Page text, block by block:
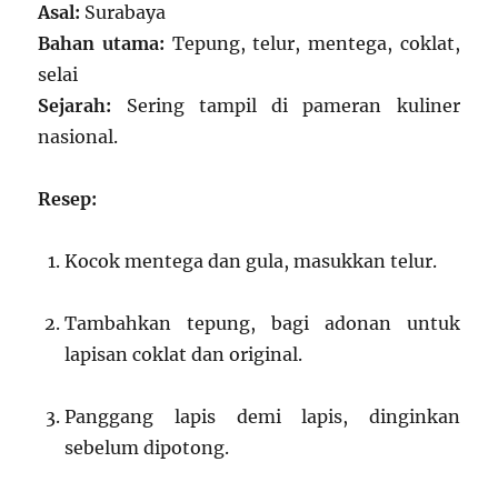
Asal: Surabaya
Bahan utama: Tepung, telur, mentega, coklat,
selai
Sejarah: Sering tampil di pameran kuliner
nasional.
Resep:
Kocok mentega dan gula, masukkan telur.
Tambahkan tepung, bagi adonan untuk
lapisan coklat dan original.
Panggang lapis demi lapis, dinginkan
sebelum dipotong.